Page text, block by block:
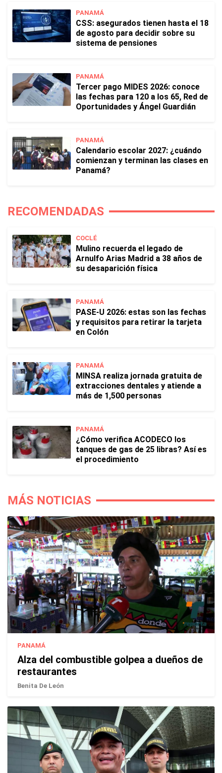
PANAMÁ
CSS: asegurados tienen hasta el 18
de agosto para decidir sobre su
sistema de pensiones
PANAMÁ
Tercer pago MIDES 2026: conoce
las fechas para 120 a los 65, Red de
Oportunidades y Ángel Guardián
PANAMÁ
Calendario escolar 2027: ¿cuándo
comienzan y terminan las clases en
Panamá?
RECOMENDADAS
COCLÉ
Mulino recuerda el legado de
Arnulfo Arias Madrid a 38 años de
su desaparición física
PANAMÁ
PASE-U 2026: estas son las fechas
y requisitos para retirar la tarjeta
en Colón
PANAMÁ
MINSA realiza jornada gratuita de
extracciones dentales y atiende a
más de 1,500 personas
PANAMÁ
¿Cómo verifica ACODECO los
tanques de gas de 25 libras? Así es
el procedimiento
MÁS NOTICIAS
PANAMÁ
Alza del combustible golpea a dueños de
restaurantes
Benita De León